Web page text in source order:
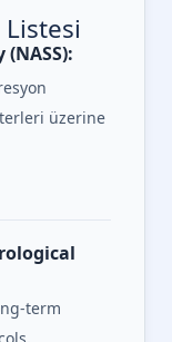
Listesi
üzerine
term